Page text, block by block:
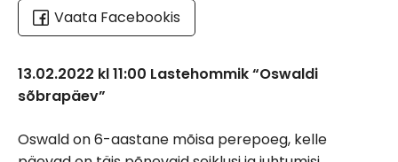
Vaata Facebookis
13.02.2022 kl 11:00 Lastehommik “Oswaldi
sõbrapäev”
Oswald on 6-aastane mõisa perepoeg, kelle